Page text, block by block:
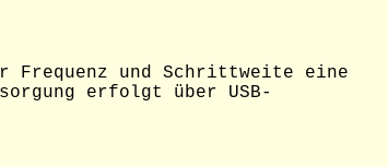
Frequenz und Schrittweite eine
erfolgt über USB-